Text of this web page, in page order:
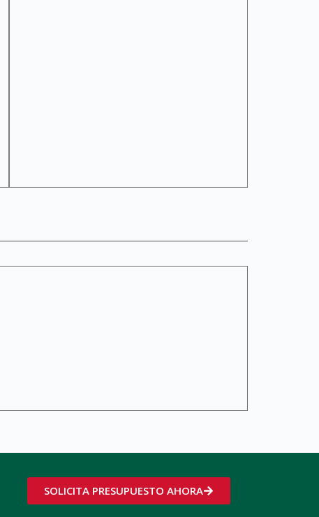
SOLICITA PRESUPUESTO AHORA